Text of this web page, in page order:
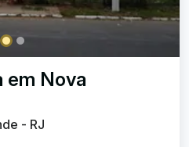
em Nova
- RJ